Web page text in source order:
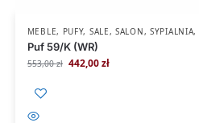
MEBLE, PUFY, SALE,SALON, SYPIALNIA,
Puf 59/K (WR)
553,00zł 442,00zł